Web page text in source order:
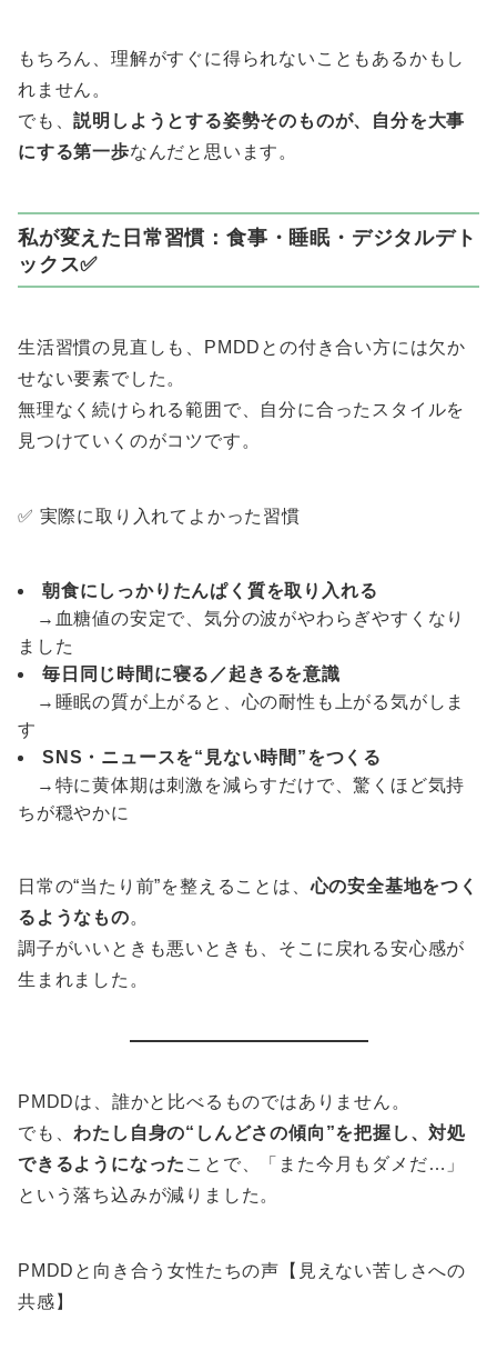
もちろん、理解がすぐに得られないこともあるかもし
れません。
でも、説明しようとする姿勢そのものが、自分を大事
にする第一歩なんだと思います。
私が変えた日常習慣：食事・睡眠・デジタルデト
ックス✅
生活習慣の見直しも、PMDDとの付き合い方には欠か
せない要素でした。
無理なく続けられる範囲で、自分に合ったスタイルを
見つけていくのがコツです。
✅ 実際に取り入れてよかった習慣
朝食にしっかりたんぱく質を取り入れる
→血糖値の安定で、気分の波がやわらぎやすくなり
ました
毎日同じ時間に寝る／起きるを意識
→睡眠の質が上がると、心の耐性も上がる気がしま
す
SNS・ニュースを“見ない時間”をつくる
→特に黄体期は刺激を減らすだけで、驚くほど気持
ちが穏やかに
日常の“当たり前”を整えることは、心の安全基地をつく
るようなもの。
調子がいいときも悪いときも、そこに戻れる安心感が
生まれました。
PMDDは、誰かと比べるものではありません。
でも、わたし自身の“しんどさの傾向”を把握し、対処
できるようになった ことで、「また今月もダメだ…」
という落ち込みが減りました。
PMDDと向き合う女性たちの声【見えない苦しさへの
共感】